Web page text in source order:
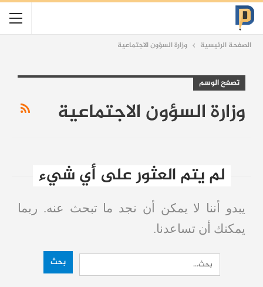
الصفحة الرئيسية وزارة السؤون الاجتماعية
تصفح الوسم
وزارة السؤون الاجتماعية
لم يتم العثور على أي شيء
يبدو أننا لا يمكن أن نجد ما تبحث عنه. ربما
يمكنك أن تساعدنا.